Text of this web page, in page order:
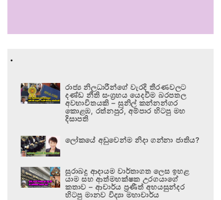
.
රාජ්‍ය නිලධාරීන්ගේ වැරදි තීරණවලට
දණ්ඩ නීති සංග්‍රහය යෙදවීම බරපතල
අවභාවිතයකි – සුනිල් කන්නන්ගර
කොළඹ, රත්නපුර, අම්පාර හිටපු මහ
දිසාපති
ලෝකයේ අඩුවෙන්ම නිදා ගන්නා ජාතිය?
සුරාබදු ආදායම වාර්තාගත ලෙස ඉහළ
යාම සහ ආත්මභක්ෂක උරගයාගේ
කතාව – ආචාර්ය ප්‍රණීත් අභයසුන්දර
හිටපු මානව විද්‍යා මහාචාර්ය